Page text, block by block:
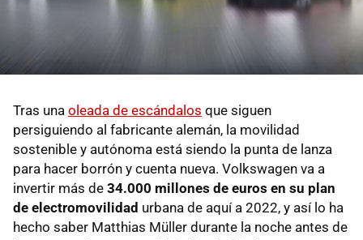
Tras una oleada de escándalos que siguen
persiguiendo al fabricante alemán, la movilidad
sostenible y autónoma está siendo la punta de lanza
para hacer borrón y cuenta nueva. Volkswagen va a
invertir más de 34.000 millones de euros en su plan
de electromovilidad urbana de aquí a 2022, y así lo ha
hecho saber Matthias Müller durante la noche antes de